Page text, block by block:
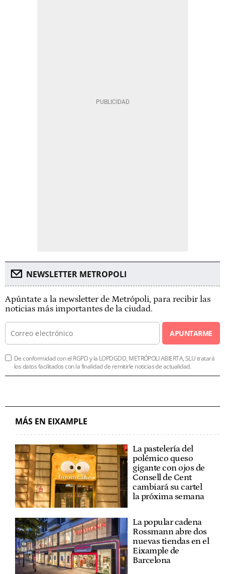
NEWSLETTER METROPOLI
Apúntate a la newsletter de Metrópoli, para recibir las
noticias más importantes de la ciudad.
APUNTARME
De conformidad con el RGPD y la LOPDGDD, METRÓPOLI ABIERTA, SLU tratará
los datos facilitados con la finalidad de remitirle noticias de actualidad.
MÁS EN EIXAMPLE
La pastelería del
polémico queso
gigante con ojos de
Consell de Cent
cambiará su cartel
la próxima semana
La popular cadena
Rossmann abre dos
nuevas tiendas en el
Eixample de
Barcelona